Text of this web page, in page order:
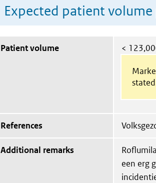
Expected patient volume
Patient volume <
References
Additional remarks
een erg